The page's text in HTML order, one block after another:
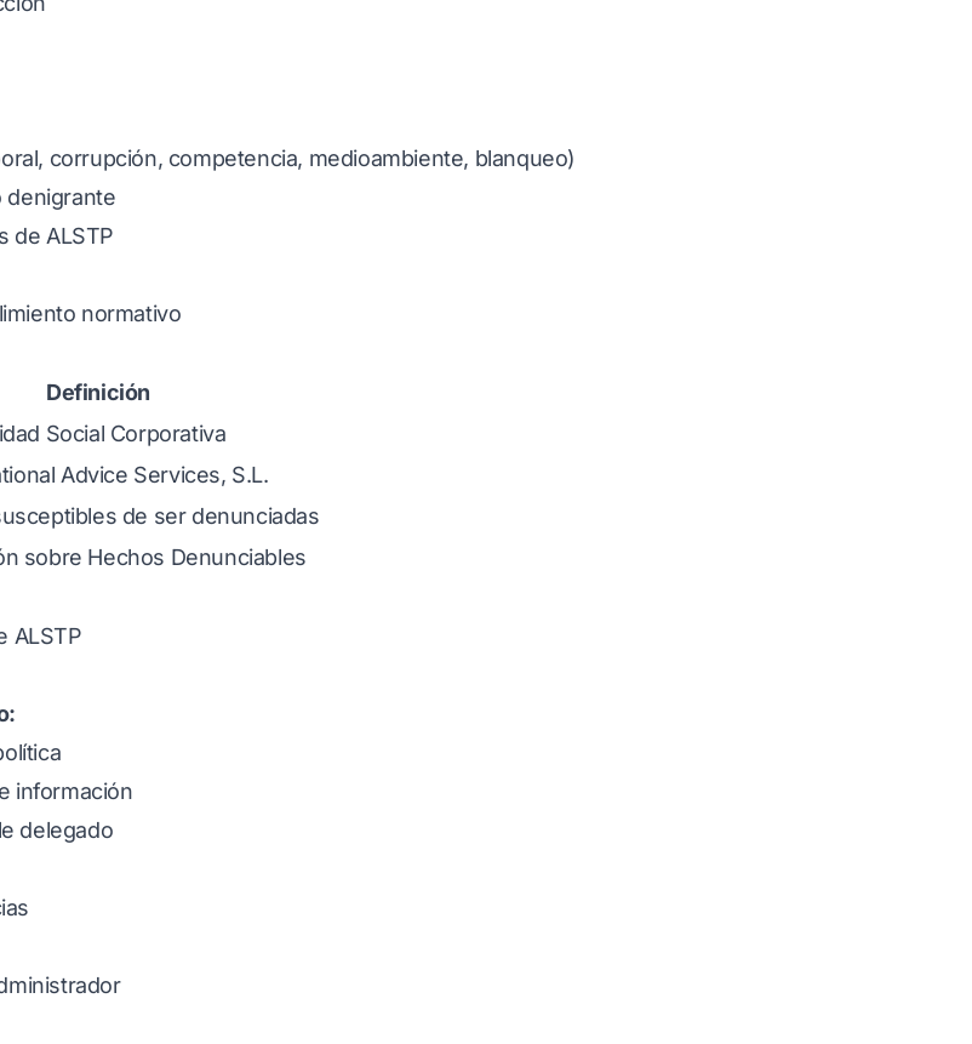
corrupción, competencia, medioambiente, blanqueo)
denigrante
de ALSTP
normativo
Definición
Social Corporativa
Advice Services, S.L.
de ser denunciadas
sobre Hechos Denunciables
ALSTP
información
delegado